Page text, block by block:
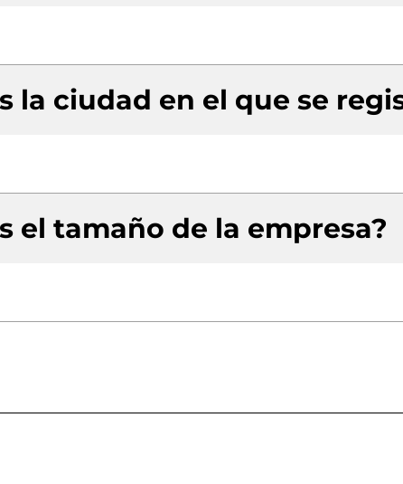
la ciudad en el que se
el tamaño de la empresa?